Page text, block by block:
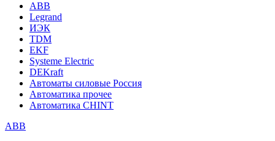
ABB
Legrand
ИЭК
TDM
EKF
Systeme Electric
DEKraft
Автоматы силовые Россия
Автоматика прочее
Автоматика CHINT
ABB